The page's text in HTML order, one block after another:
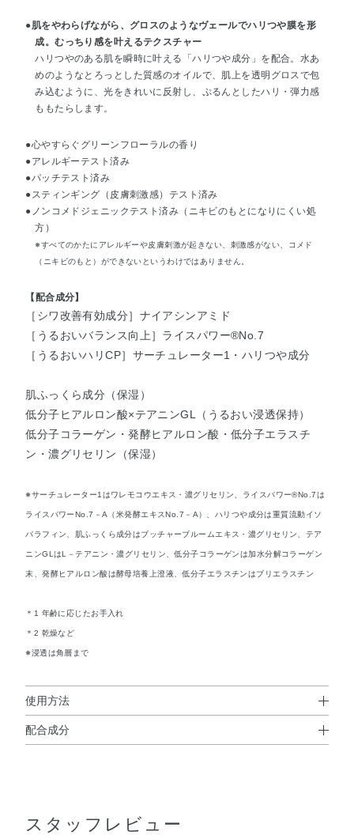
●肌をやわらげながら、グロスのようなヴェールでハリつや膜を形
成。むっちり感を叶えるテクスチャー
ハリつやのある肌を瞬時に叶える「ハリつや成分」を配合。水あ
めのようなとろっとした質感のオイルで、肌上を透明グロスで包
み込むように、光をきれいに反射し、ぷるんとしたハリ・弾力感
ももたらします。
●心やすらぐグリーンフローラルの香り
●アレルギーテスト済み
●パッチテスト済み
●スティンギング（皮膚刺激感）テスト済み
●ノンコメドジェニックテスト済み（ニキビのもとになりにくい処
方）
※すべてのかたにアレルギーや皮膚刺激が起きない、刺激感がない、コメド
（ニキビのもと）ができないというわけではありません。
【配合成分】
［シワ改善有効成分］ナイアシンアミド
［うるおいバランス向上］ライスパワー®No.7
［うるおいハリCP］サーチュレーター1・ハリつや成分
肌ふっくら成分（保湿）
低分子ヒアルロン酸×テアニンGL（うるおい浸透保持）
低分子コラーゲン・発酵ヒアルロン酸・低分子エラスチ
ン・濃グリセリン（保湿）
※サーチュレーター1はワレモコウエキス・濃グリセリン、ライスパワー®No.7は
ライスパワーNo.7－A（米発酵エキスNo.7－A）、ハリつや成分は重質流動イソ
パラフィン、肌ふっくら成分はブッチャーブルームエキス・濃グリセリン、テア
ニンGLはL－テアニン・濃グリセリン、低分子コラーゲンは加水分解コラーゲン
末、発酵ヒアルロン酸は酵母培養上澄液、低分子エラスチンはブリエラスチン
＊1 年齢に応じたお手入れ
＊2 乾燥など
※浸透は角層まで
使用方法
使用方法
●目もと・口もと・額・首など、シワが気になる部分に適量をなじま
配合成分
ン、エタノール、オレイン酸フィトステリル、α－オレフ
スタッフレビュー